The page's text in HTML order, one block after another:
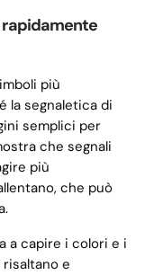
rapidamente
più
la segnaletica di
semplici per
che segnali
più
che può
a capire i colori e i
risaltano e